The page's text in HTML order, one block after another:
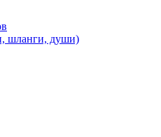
шланги, души)